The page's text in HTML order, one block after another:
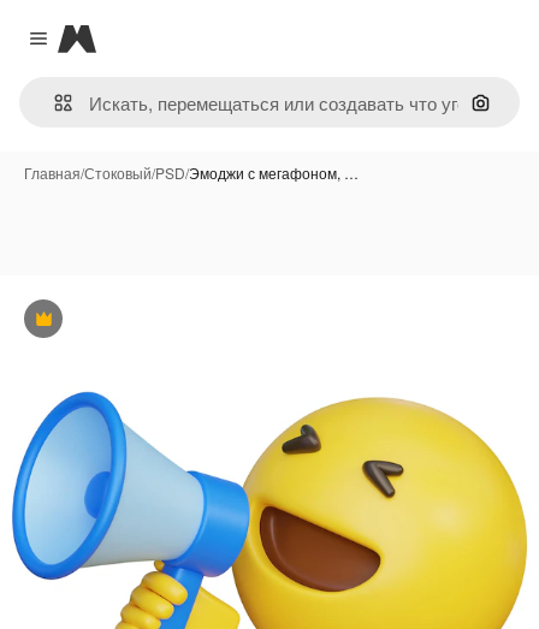
Close menu
Magnific
Поиск
Главная/Стоковый/PSD/Эмоджи с мегафоном, …
Премиум